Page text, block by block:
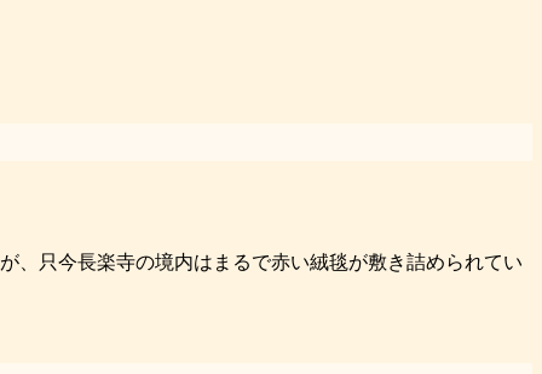
、只今長楽寺の境内はまるで赤い絨毯が敷き詰められてい